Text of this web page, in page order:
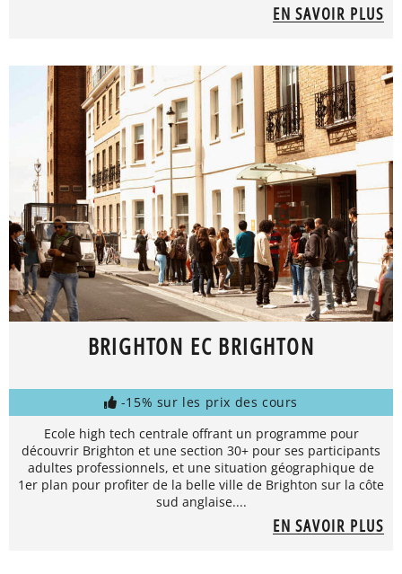
EN SAVOIR PLUS
BRIGHTON EC BRIGHTON
-15% sur les prix des cours
Ecole high tech centrale offrant un programme pour
découvrir Brighton et une section 30+ pour ses participants
adultes professionnels, et une situation géographique de
1er plan pour profiter de la belle ville de Brighton sur la côte
sud anglaise....
EN SAVOIR PLUS